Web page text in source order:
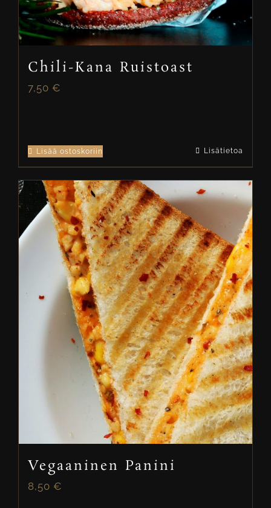
Chili-Kana Ruistoast
7,50 €
Lisää ostoskoriin Lisätietoa
Vegaaninen Panini
8,50 €